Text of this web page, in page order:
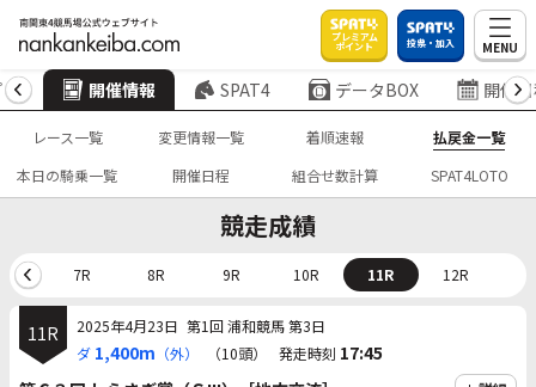
プレミアム
ポイント 投票・加入 MENU
開催情報 SPAT4 データBOX 開催
レース一覧 変更情報一覧 着順速報
払戻金一覧
本日の騎乗一覧
開催日程 組合せ数計算 SPAT4LOTO
競走成績
7R 8R 9R 10R 11R 12R
11R 2025年4月23日 第1回 浦和競馬 第3日
ダ 1,400m （外） （10頭） 発走時刻 17:45